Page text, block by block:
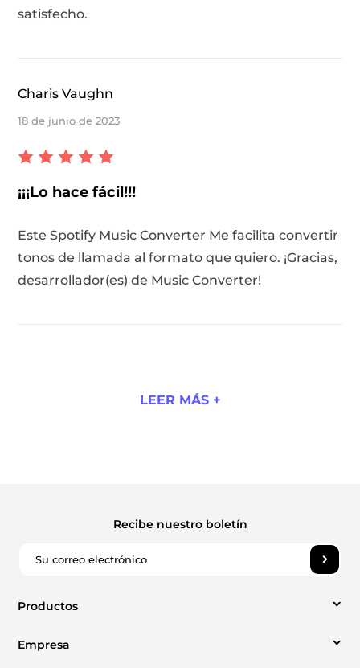
satisfecho.
Charis Vaughn
18 de junio de 2023
¡¡¡Lo hace fácil!!!
Este Spotify Music Converter Me facilita convertir
tonos de llamada al formato que quiero. ¡Gracias,
desarrollador(es) de Music Converter!
LEER MÁS +
Productos
Video Converter
Empresa
Recibe nuestro boletín